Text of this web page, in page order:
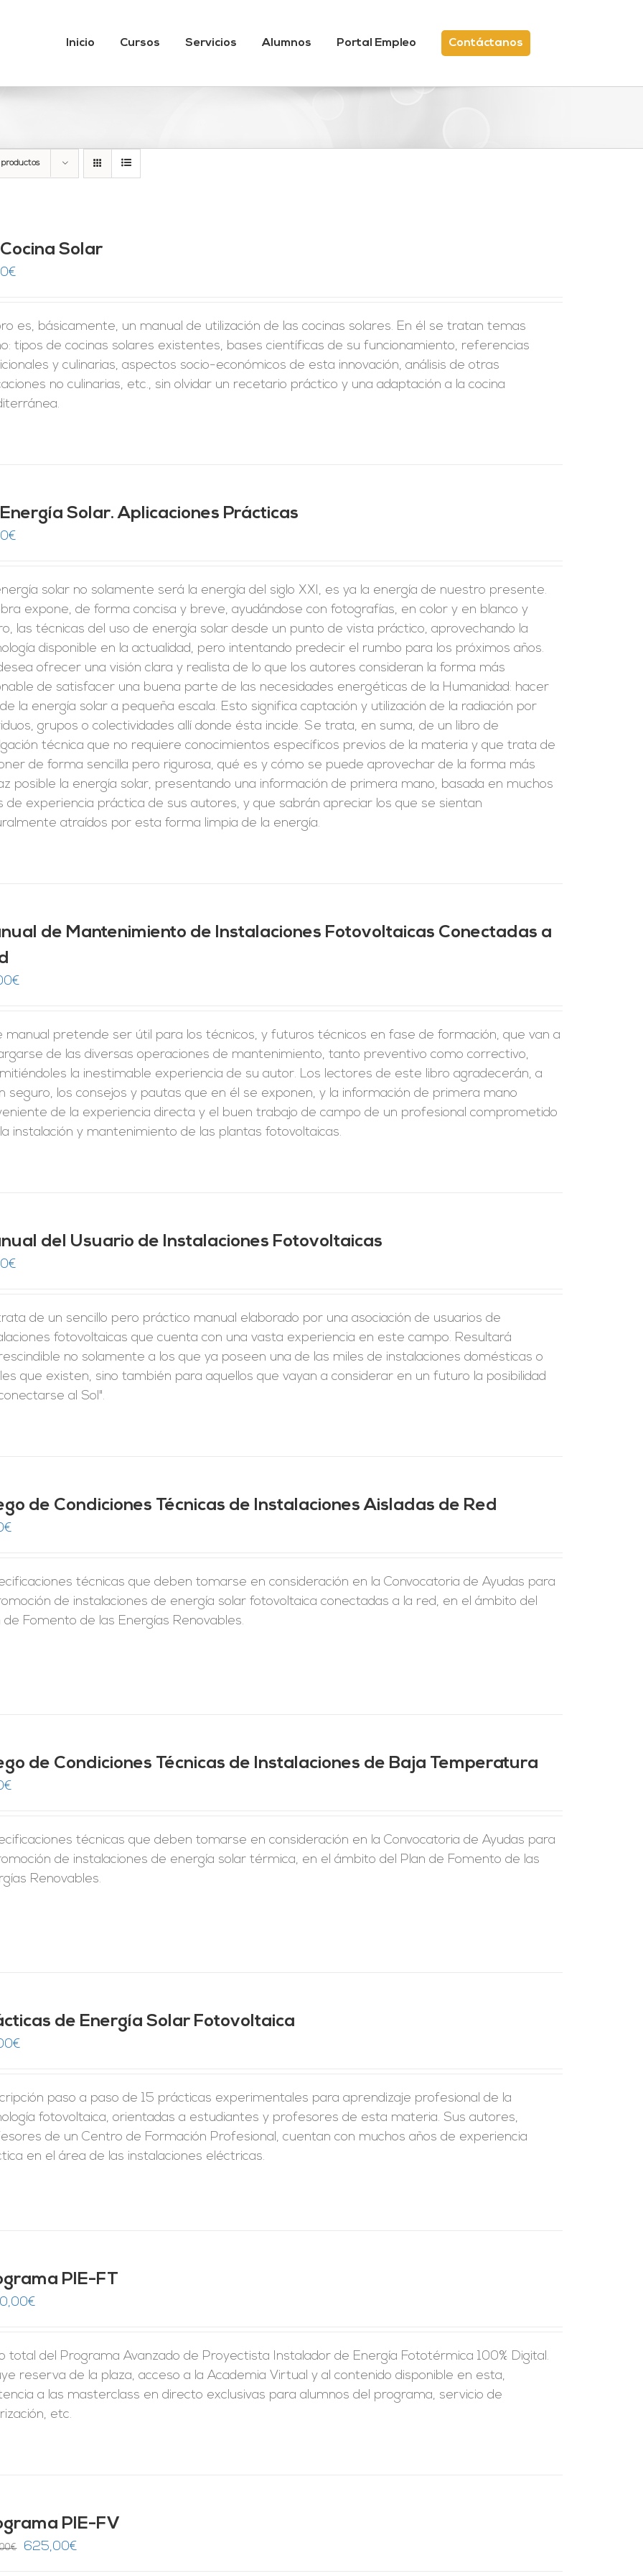
Inicio Cursos Servicios Alumnos Portal Empleo Contáctanos
Solar
€
es, básicamente, un manual de utilización de las cocinas solares. En él se tratan temas
tipos de cocinas solares existentes, bases científicas de su funcionamiento, referencias
y culinarias, aspectos socio-económicos de esta innovación, análisis de otras
no culinarias, etc., sin olvidar un recetario práctico y una adaptación a la cocina
Solar. Aplicaciones Prácticas
€
solar no solamente será la energía del siglo XXI, es ya la energía de nuestro presente.
expone, de forma concisa y breve, ayudándose con fotografías, en color y en blanco y
las técnicas del uso de energía solar desde un punto de vista práctico, aprovechando la
disponible en la actualidad, pero intentando predecir el rumbo para los próximos años.
ofrecer una visión clara y realista de lo que los autores consideran la forma más
de satisfacer una buena parte de las necesidades energéticas de la Humanidad: hacer
la energía solar a pequeña escala. Esto significa captación y utilización de la radiación por
grupos o colectividades allí donde ésta incide. Se trata, en suma, de un libro de
técnica que no requiere conocimientos específicos previos de la materia y que trata de
de forma sencilla pero rigurosa, qué es y cómo se puede aprovechar de la forma más
posible la energía solar, presentando una información de primera mano, basada en muchos
de experiencia práctica de sus autores, y que sabrán apreciar los que se sientan
atraídos por esta forma limpia de la energía.
de Mantenimiento de Instalaciones Fotovoltaicas Conectadas a
€
manual pretende ser útil para los técnicos, y futuros técnicos en fase de formación, que van a
de las diversas operaciones de mantenimiento, tanto preventivo como correctivo,
la inestimable experiencia de su autor. Los lectores de este libro agradecerán, a
seguro, los consejos y pautas que en él se exponen, y la información de primera mano
de la experiencia directa y el buen trabajo de campo de un profesional comprometido
instalación y mantenimiento de las plantas fotovoltaicas.
del Usuario de Instalaciones Fotovoltaicas
€
de un sencillo pero práctico manual elaborado por una asociación de usuarios de
fotovoltaicas que cuenta con una vasta experiencia en este campo. Resultará
no solamente a los que ya poseen una de las miles de instalaciones domésticas o
que existen, sino también para aquellos que vayan a considerar en un futuro la posibilidad
al Sol".
de Condiciones Técnicas de Instalaciones Aisladas de Red
€
técnicas que deben tomarse en consideración en la Convocatoria de Ayudas para
de instalaciones de energía solar fotovoltaica conectadas a la red, en el ámbito del
de Fomento de las Energías Renovables.
de Condiciones Técnicas de Instalaciones de Baja Temperatura
€
técnicas que deben tomarse en consideración en la Convocatoria de Ayudas para
de instalaciones de energía solar térmica, en el ámbito del Plan de Fomento de las
Renovables.
de Energía Solar Fotovoltaica
€
paso a paso de 15 prácticas experimentales para aprendizaje profesional de la
fotovoltaica, orientadas a estudiantes y profesores de esta materia. Sus autores,
de un Centro de Formación Profesional, cuentan con muchos años de experiencia
en el área de las instalaciones eléctricas.
PIE-FT
€
total del Programa Avanzado de Proyectista Instalador de Energía Fototérmica 100% Digital.
reserva de la plaza, acceso a la Academia Virtual y al contenido disponible en esta,
a las masterclass en directo exclusivas para alumnos del programa, servicio de
etc.
PIE-FV
€
El
625,00€